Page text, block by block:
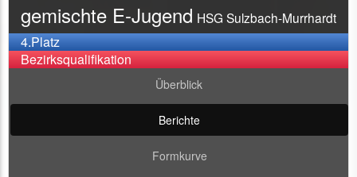
gemischte E-Jugend HSG Sulzbach-Murrhardt
4.Platz
Bezirksqualifikation
Überblick
Berichte
Formkurve